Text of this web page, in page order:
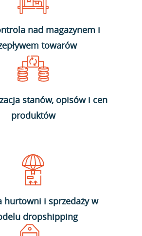
nad magazynem i
towarów
stanów, opisów i cen
produktów
hurtowni i sprzedaży w
dropshipping